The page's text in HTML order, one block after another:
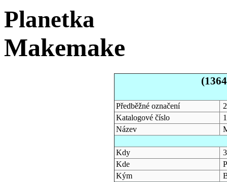
Planetka
Makemake
Předběžné označení
Katalogové číslo
Název
Kdy
Kde
Kým